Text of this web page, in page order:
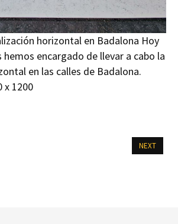
horizontal en Badalona Hoy
hemos encargado de llevar a cabo la
en las calles de Badalona.
x 1200
NEXT